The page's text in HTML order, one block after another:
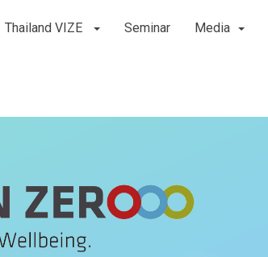
Thailand VIZE Seminar Media